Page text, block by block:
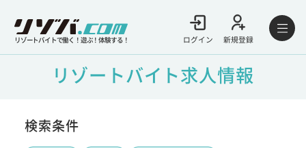
リゾートバイトで働く！遊ぶ！体験する！ ログイン 新規登録
リゾートバイト求人情報
検索条件